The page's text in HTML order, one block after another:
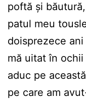
poftă și
patul meu
doisprezece
mă uitat în
aduc pe
pe care am